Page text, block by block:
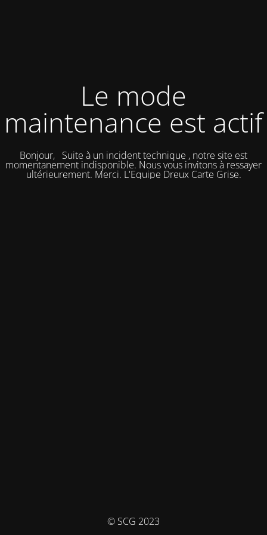
Le mode
maintenance est actif
Bonjour, Suite à un incident technique , notre site est
momentanement indisponible. Nous vous invitons à ressayer
ultérieurement. Merci. L'Equipe Dreux Carte Grise.
© SCG 2023